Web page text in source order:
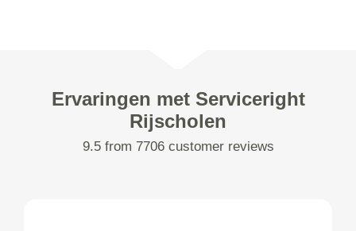
Ervaringen met Serviceright
Rijscholen
9.5 from 7706 customer reviews